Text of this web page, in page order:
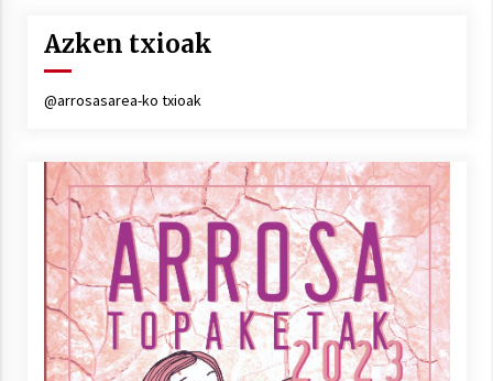
Arrosa sareko IX. topaketak!
2021/10/13
2021/10/04
Segura irratian Arrosaren 20 urteez
2021/07/22
Azken txioak
@arrosasarea-ko txioak